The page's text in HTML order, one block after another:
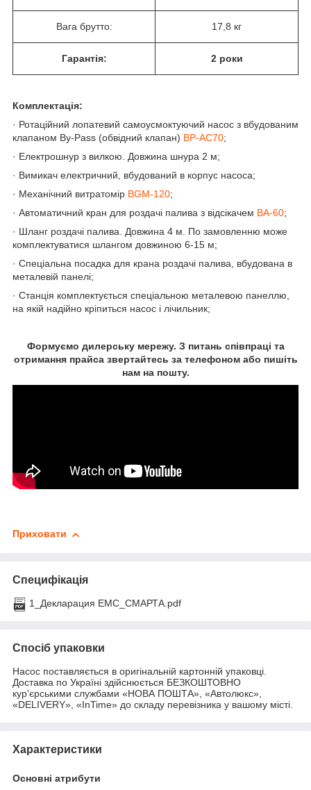
Вага брутто: 17,8 кг
Гарантія: 2 роки
Комплектація:
· Ротаційний лопатевий самоусмоктуючий насос з вбудованим
клапаном By-Pass (обвідний клапан) BP-AC70;
· Електрошнур з вилкою. Довжина шнура 2 м;
· Вимикач електричний, вбудований в корпус насоса;
· Механічний витратомір BGM-120;
· Автоматичний кран для роздачі палива з відсікачем BA-60;
· Шланг роздачі палива. Довжина 4 м. По замовленню може
комплектуватися шлангом довжиною 6-15 м;
· Спеціальна посадка для крана роздачі палива, вбудована в
металевій панелі;
· Станція комплектується спеціальною металевою панеллю,
на якій надійно кріпиться насос і лічильник;
Формуємо дилерську мережу. З питань співпраці та
отримання прайса звертайтесь за телефоном або пишіть
нам на пошту.
Приховати
Специфікація
1_Декларация ЕМС_СМАРТА.pdf
Спосіб упаковки
Насос поставляється в оригінальній картонній упаковці.
Доставка по Україні здійснюється БЕЗКОШТОВНО
кур'єрськими службами «НОВА ПОШТА», «Автолюкс»,
«DELIVERY», «InTime» до складу перевізника у вашому місті.
Характеристики
Основні атрибути